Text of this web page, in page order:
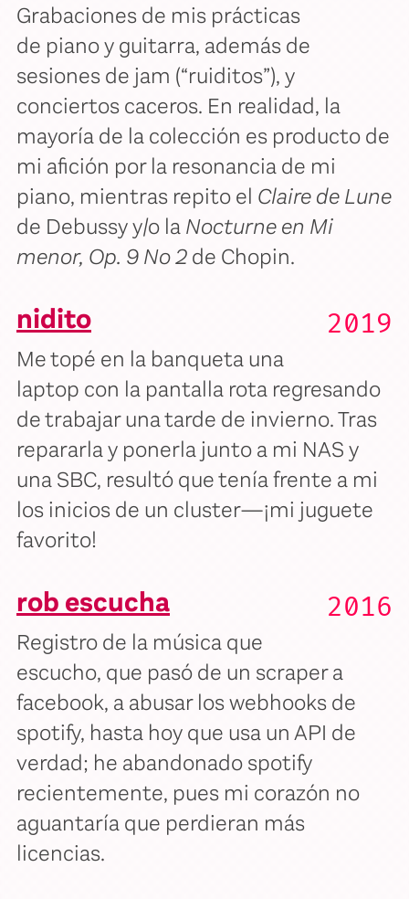
Grabaciones de mis prácticas
de piano y guitarra, además de
sesiones de jam (“ruiditos”), y
conciertos caceros. En realidad, la
mayoría de la colección es producto de
mi afición por la resonancia de mi
piano, mientras repito el Claire de Lune
de Debussy y/o laNocturne en Mi
menor, Op. 9 No 2de Chopin.
nidito 2019
Me topé en la banqueta una
laptop con la pantalla rota regresando
de trabajar una tarde de invierno. Tras
repararla y ponerla junto a mi NAS y
una SBC, resultó que tenía frente a mi
los inicios de un cluster—¡mi juguete
favorito!
rob escucha 2016
Registro de la música que
escucho, que pasó de un scraper a
facebook, a abusar los webhooks de
spotify, hasta hoy que usa un API de
verdad; he abandonado spotify
recientemente, pues mi corazón no
aguantaría que perdieran más
licencias.